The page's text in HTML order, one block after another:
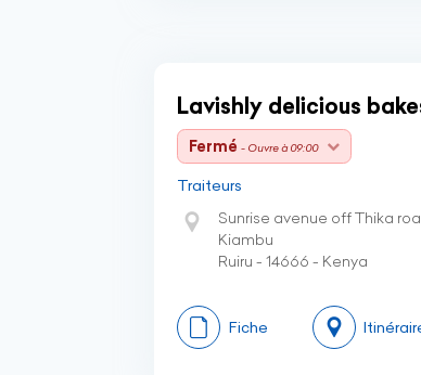
Lavishly delicious
Fermé - Ouvre à 09:00
Traiteurs
Sunrise avenue off Thika
Kiambu
Ruiru - 14666 - Kenya
Fiche